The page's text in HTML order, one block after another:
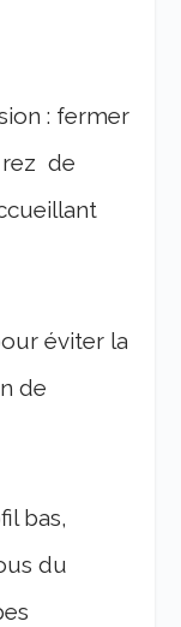
: fermer
rez de
éviter la
de
bas,
du